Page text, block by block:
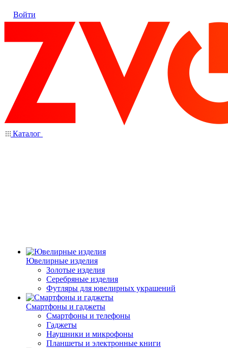
Войти
Каталог
Ювелирные изделия
Золотые изделия
Серебряные изделия
Футляры для ювелирных украшений
Смартфоны и гаджеты
Смартфоны и телефоны
Гаджеты
Наушники и микрофоны
Планшеты и электронные книги